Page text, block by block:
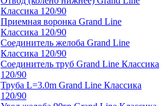
Классика 120/90
Приемная воронка Grand Line
Классика 120/90
Соединитель желоба Grand Line
Классика 120/90
Соединитель труб Grand Line Классика
120/90
Труба L=3.0m Grand Line Классика
120/90